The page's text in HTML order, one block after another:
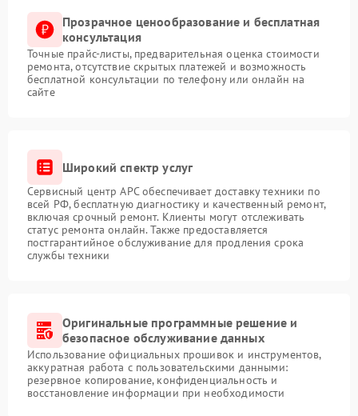
Прозрачное ценообразование и бесплатная
консультация
Точные прайс-листы, предварительная оценка стоимости
ремонта, отсутствие скрытых платежей и возможность
бесплатной консультации по телефону или онлайн на
сайте
Широкий спектр услуг
Сервисный центр APC обеспечивает доставку техники по
всей РФ, бесплатную диагностику и качественный ремонт,
включая срочный ремонт. Клиенты могут отслеживать
статус ремонта онлайн. Также предоставляется
постгарантийное обслуживание для продления срока
службы техники
Оригинальные программные решение и
безопасное обслуживание данных
Использование официальных прошивок и инструментов,
аккуратная работа с пользовательскими данными:
резервное копирование, конфиденциальность и
восстановление информации при необходимости